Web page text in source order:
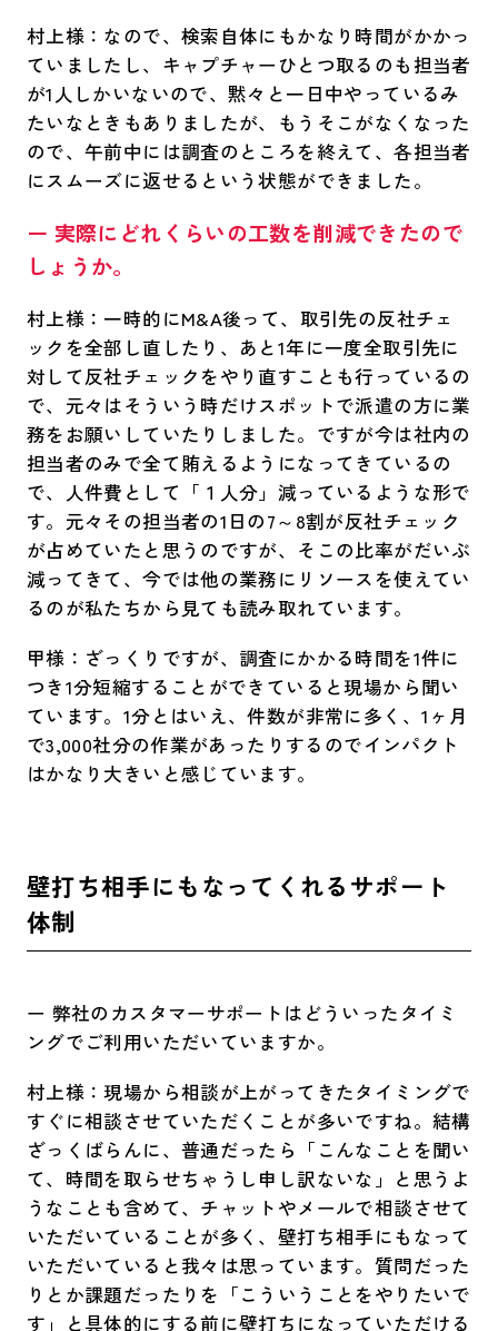
村上様：なので、検索自体にもかなり時間がかかっ
ていましたし、キャプチャーひとつ取るのも担当者
が1人しかいないので、黙々と一日中やっているみ
たいなときもありましたが、もうそこがなくなった
ので、午前中には調査のところを終えて、各担当者
にスムーズに返せるという状態ができました。
ー 実際にどれくらいの工数を削減できたので
しょうか。
村上様：一時的にM&A後って、取引先の反社チェ
ックを全部し直したり、あと1年に一度全取引先に
対して反社チェックをやり直すことも行っているの
で、元々はそういう時だけスポットで派遣の方に業
務をお願いしていたりしました。ですが今は社内の
担当者のみで全て賄えるようになってきているの
で、人件費として「１人分」減っているような形で
す。元々その担当者の1日の7～8割が反社チェック
が占めていたと思うのですが、そこの比率がだいぶ
減ってきて、今では他の業務にリソースを使えてい
るのが私たちから見ても読み取れています。
甲様：ざっくりですが、調査にかかる時間を1件に
つき1分短縮することができていると現場から聞い
ています。1分とはいえ、件数が非常に多く、1ヶ月
で3,000社分の作業があったりするのでインパクト
はかなり大きいと感じています。
壁打ち相手にもなってくれるサポート
体制
ー 弊社のカスタマーサポートはどういったタイミ
ングでご利用いただいていますか。
村上様：現場から相談が上がってきたタイミングで
すぐに相談させていただくことが多いですね。結構
ざっくばらんに、普通だったら「こんなことを聞い
て、時間を取らせちゃうし申し訳ないな」と思うよ
うなことも含めて、チャットやメールで相談させて
いただいていることが多く、壁打ち相手にもなって
いただいていると我々は思っています。質問だった
りとか課題だったりを「こういうことをやりたいで
す」と具体的にする前に壁打ちになっていただける